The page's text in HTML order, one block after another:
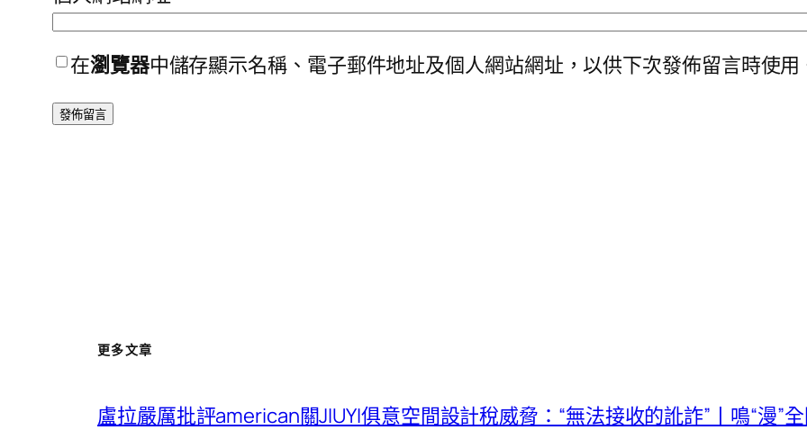
在瀏覽器中儲存顯示名稱、電子郵件地址及個人網站網址，以供下次發佈留言時使用
更多文章
盧拉嚴厲批評american關JIUYI俱意空間設計稅威脅：“無法接收的訛詐”丨鳴“漫”